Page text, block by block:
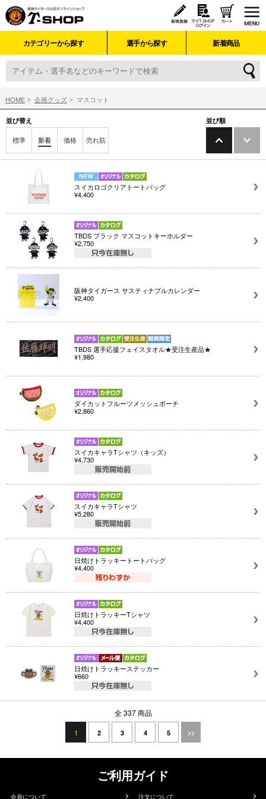
カテゴリーから探す 選手から探す 新着商品
HOME 企画グッズ マスコット
並び替え
標準 新着 価格 売れ筋
並び順
スイカロゴクリアトートバッグ
¥4,400
TBDS ブラック マスコットキーホルダー
¥2,750
阪神タイガース サスティナブルカレンダー
¥2,400
TBDS 選手応援フェイスタオル★受注生産品★
¥1,980
ダイカットフルーツメッシュポーチ
¥2,860
スイカキャラTシャツ（キッズ）
¥4,730
スイカキャラTシャツ
¥5,280
日焼けトラッキートートバッグ
¥4,400
日焼けトラッキーTシャツ
¥4,400
日焼けトラッキーステッカー
¥660
全 337 商品
1 2 3 4 5 >>
ご利用ガイド
会員について 注文について